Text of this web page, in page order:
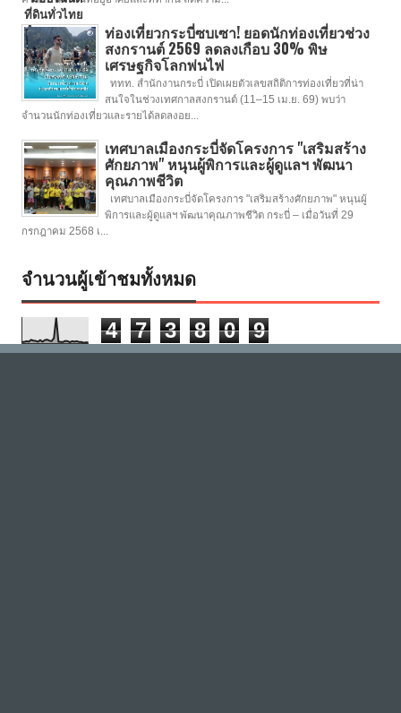
ท่องเที่ยวกระบี่ซบเซา! ยอดนักท่องเที่ยวช่วง
สงกรานต์ 2569 ลดลงเกือบ 30% พิษ
เศรษฐกิจโลกพ่นไฟ
ททท. สำนักงานกระบี่ เปิดเผยตัวเลขสถิติการท่องเที่ยวที่น่า
สนใจในช่วงเทศกาลสงกรานต์ (11–15 เม.ย. 69) พบว่า
จำนวนนักท่องเที่ยวและรายได้ลดลงอย...
เทศบาลเมืองกระบี่จัดโครงการ "เสริมสร้าง
ศักยภาพ" หนุนผู้พิการและผู้ดูแลฯ พัฒนา
คุณภาพชีวิต
เทศบาลเมืองกระบี่จัดโครงการ "เสริมสร้างศักยภาพ" หนุนผู้
พิการและผู้ดูแลฯ พัฒนาคุณภาพชีวิต กระบี่ – เมื่อวันที่ 29
กรกฎาคม 2568 เ...
จำนวนผู้เข้าชมทั้งหมด
4 7 3 8 0 9